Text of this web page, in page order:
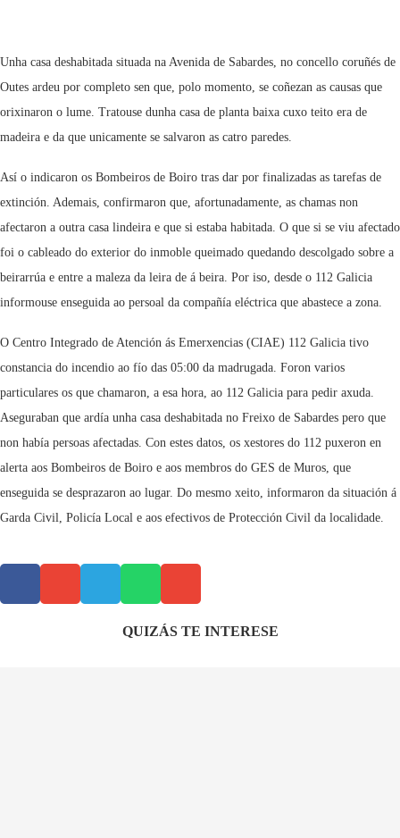
Unha casa deshabitada situada na Avenida de Sabardes, no concello coruñés de
Outes ardeu por completo sen que, polo momento, se coñezan as causas que
orixinaron o lume. Tratouse dunha casa de planta baixa cuxo teito era de
madeira e da que unicamente se salvaron as catro paredes.
Así o indicaron os Bombeiros de Boiro tras dar por finalizadas as tarefas de
extinción. Ademais, confirmaron que, afortunadamente, as chamas non
afectaron a outra casa lindeira e que si estaba habitada. O que si se viu afectado
foi o cableado do exterior do inmoble queimado quedando descolgado sobre a
beirarrúa e entre a maleza da leira de á beira. Por iso, desde o 112 Galicia
informouse enseguida ao persoal da compañía eléctrica que abastece a zona.
O Centro Integrado de Atención ás Emerxencias (CIAE) 112 Galicia tivo
constancia do incendio ao fío das 05:00 da madrugada. Foron varios
particulares os que chamaron, a esa hora, ao 112 Galicia para pedir axuda.
Aseguraban que ardía unha casa deshabitada no Freixo de Sabardes pero que
non había persoas afectadas. Con estes datos, os xestores do 112 puxeron en
alerta aos Bombeiros de Boiro e aos membros do GES de Muros, que
enseguida se desprazaron ao lugar. Do mesmo xeito, informaron da situación á
Garda Civil, Policía Local e aos efectivos de Protección Civil da localidade.
QUIZÁS TE INTERESE